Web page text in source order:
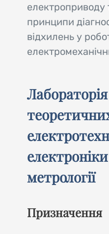
електроприводу
принципи
відхилень у
Лабораторія
метрології
Призначення